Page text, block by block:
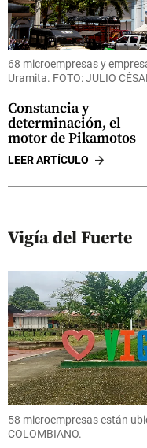
68 microempresas y
Uramita. FOTO: JULIO
Constancia y
determinación, el
motor de Pikamotos
LEER ARTÍCULO
Vigía del Fuerte
58 microempresas están
COLOMBIANO.